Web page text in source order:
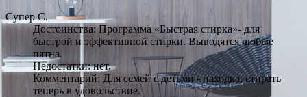
Супер С.
Достоинства: Программа «Быстрая стирка»- для
быстрой и эффективной стирки. Выводятся любые
пятна.
Недостатки: нет.
Комментарий: Для семей с детьми - находка. стирать
теперь в удовольствие.